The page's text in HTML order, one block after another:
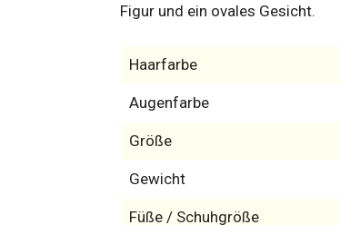
Figur und ein ovales Gesicht.
Haarfarbe
Augenfarbe
Größe
Gewicht
Füße / Schuhgröße